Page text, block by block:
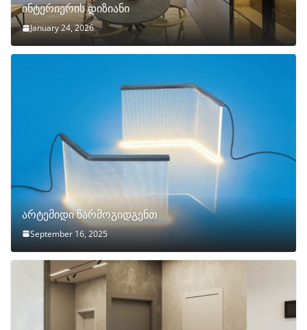
ინტერიერის დიზიანი
January 24, 2026
არტემიდი წარმოგიდგენთ
September 16, 2025